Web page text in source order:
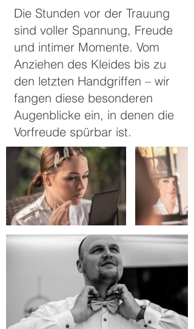
Die Stunden vor der Trauung
sind voller Spannung, Freude
und intimer Momente. Vom
Anziehen des Kleides bis zu
den letzten Handgriffen – wir
fangen diese besonderen
Augenblicke ein, in denen die
Vorfreude spürbar ist.